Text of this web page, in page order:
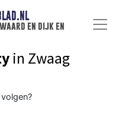
en dijk en
in Zwaag